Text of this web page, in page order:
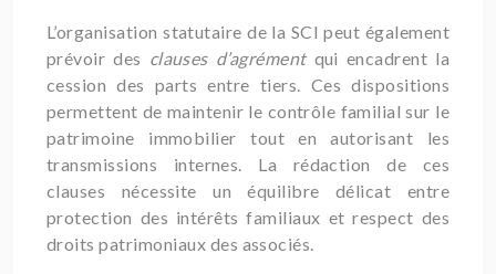
L’organisation statutaire de la SCI peut également
prévoir des clauses d’agrémentqui encadrent la
cession des parts entre tiers. Ces dispositions
permettent de maintenir le contrôle familial sur le
patrimoine immobilier tout en autorisant les
transmissions internes. La rédaction de ces
clauses nécessite un équilibre délicat entre
protection des intérêts familiaux et respect des
droits patrimoniaux des associés.